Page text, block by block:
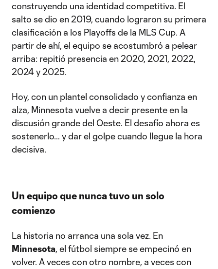
construyendo una identidad competitiva. El
salto se dio en 2019, cuando lograron su primera
clasificación a los Playoffs de la MLS Cup. A
partir de ahí, el equipo se acostumbró a pelear
arriba: repitió presencia en 2020, 2021, 2022,
2024 y 2025.
Hoy, con un plantel consolidado y confianza en
alza, Minnesota vuelve a decir presente en la
discusión grande del Oeste. El desafío ahora es
sostenerlo… y dar el golpe cuando llegue la hora
decisiva.
Un equipo que nunca tuvo un solo
comienzo
La historia no arranca una sola vez. En
Minnesota, el fútbol siempre se empecinó en
volver. A veces con otro nombre, a veces con